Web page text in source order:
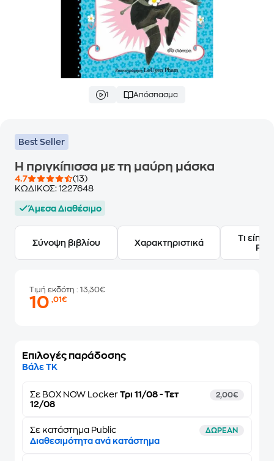
1 Απόσπασμα
Best Seller
Η πριγκίπισσα με τη μαύρη μάσκα
4.7
(13)
ΚΩΔΙΚΟΣ: 1227648
Άμεσα Διαθέσιμο
Σύνοψη βιβλίου Χαρακτηριστικά
Τι
Τιμή εκδότη : 13,30€
10,01€
Επιλογές παράδοσης
Βάλε ΤΚ
Σε BOX NOW Locker Τρι 11/08 - Τετ
12/08
2,00€
Σε κατάστημα Public ΔΩΡΕΑΝ
Διαθεσιμότητα ανά κατάστημα